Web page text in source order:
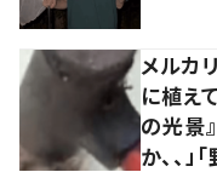
メルカ
に植え
の光景
か、、」